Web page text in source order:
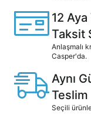
12
Taksit
Anlaşmalı
Casper'da.
Aynı
Teslim
Seçili